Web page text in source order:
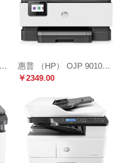
佳能（CANON）iR2206i A3黑白激光数码复合机一体机含输稿器双纸盒（打印/复印/扫描/发送/WiFi）上门服务
惠普 （HP） OJP 9010商用喷墨彩色无线多功能一体机四合一 打印复印扫描传真 自动双面 8710升级款
￥2349.00